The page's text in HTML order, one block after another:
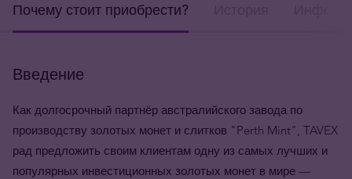
Почему стоит приобрести?
Введение
Как долгосрочный партнёр австралийского завода по
производству золотых монет и слитков "Perth Mint", TAVEX
рад предложить своим клиентам одну из самых лучших и
популярных инвестиционных золотых монет в мире —